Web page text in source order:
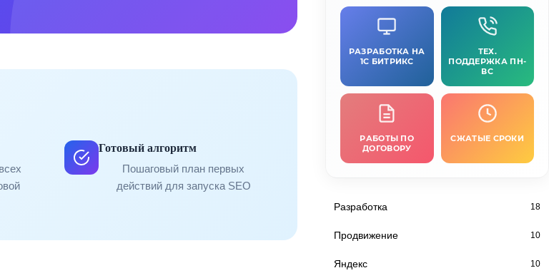
Готовый алгоритм
Пошаговый план первых
действий для запуска SEO
РАЗРАБОТКА НА
1C БИТРИКС
ТЕХ.
ПОДДЕРЖКА ПН-
ВС
РАБОТЫ ПО
ДОГОВОРУ
СЖАТЫЕ СРОКИ
Разработка 18
Продвижение 10
Яндекс 10